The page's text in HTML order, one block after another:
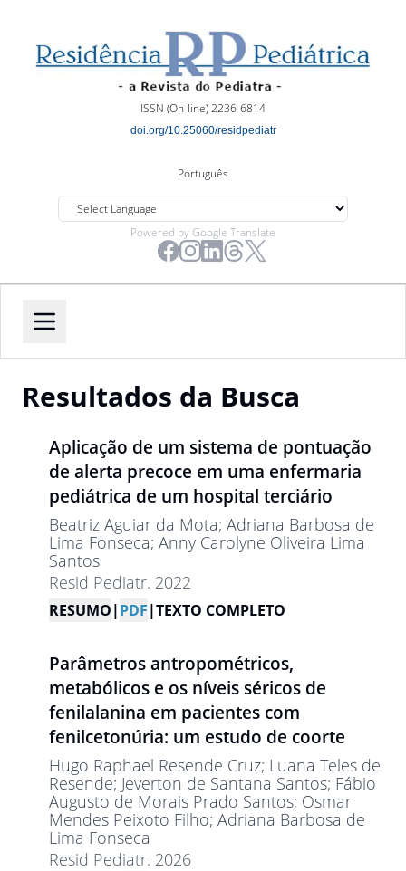
ISSN (On-line) 2236-6814
doi.org/10.25060/residpediatr
Português
Powered by Google Translate
Resultados da Busca
Aplicação de um sistema de pontuação
de alerta precoce em uma enfermaria
pediátrica de um hospital terciário
Beatriz Aguiar da Mota; Adriana Barbosa de
Lima Fonseca; Anny Carolyne Oliveira Lima
Santos
Resid Pediatr. 2022
RESUMO|PDF|TEXTO COMPLETO
Parâmetros antropométricos,
metabólicos e os níveis séricos de
fenilalanina em pacientes com
fenilcetonúria: um estudo de coorte
Hugo Raphael Resende Cruz; Luana Teles de
Resende; Jeverton de Santana Santos; Fábio
Augusto de Morais Prado Santos; Osmar
Mendes Peixoto Filho; Adriana Barbosa de
Lima Fonseca
Resid Pediatr. 2026